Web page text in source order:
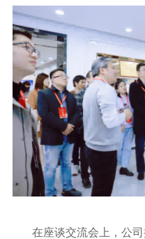
在座谈交流会上，公司